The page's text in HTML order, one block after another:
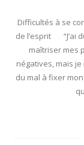
Difficultés à se
de l’esprit “J’ai
maîtriser mes
négatives, mais
du mal à fixer